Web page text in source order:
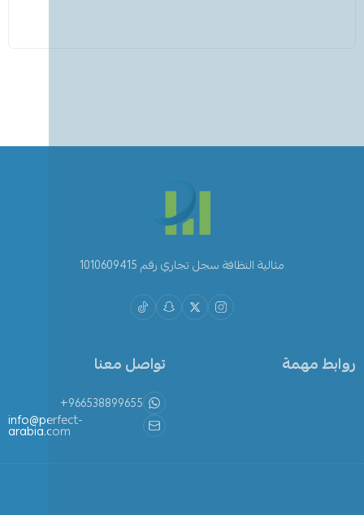
مثالية النظافة سجل تجاري رقم 1010609415
روابط مهمة تواصل معنا
+966538899655
info@perfect-
arabia.com